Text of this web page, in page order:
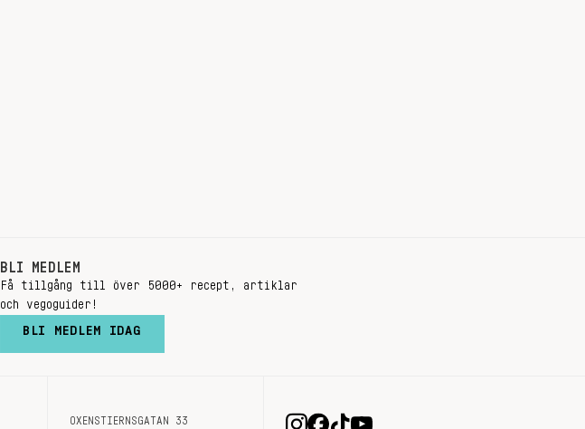
BLI MEDLEM
Få tillgång till över 5000+ recept, artiklar
och vegoguider!
BLI MEDLEM IDAG
OXENSTIERNSGATAN 33